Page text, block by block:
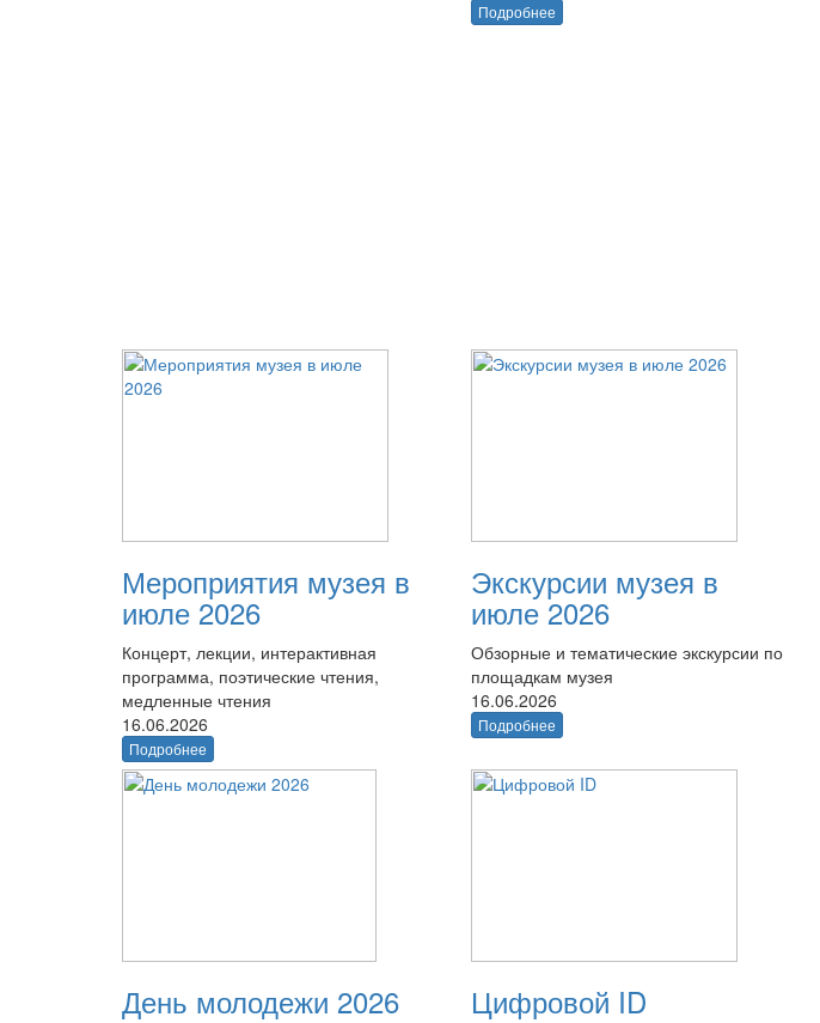
Подробнее
Мероприятия музея в
июле 2026
Концерт, лекции, интерактивная
программа, поэтические чтения,
медленные чтения
16.06.2026
Подробнее
Экскурсии музея в
июле 2026
Обзорные и тематические экскурсии по
площадкам музея
16.06.2026
Подробнее
День молодежи 2026 Цифровой ID